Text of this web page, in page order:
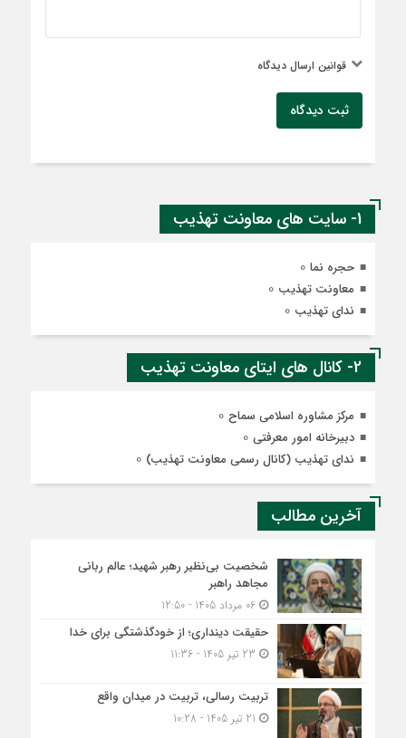
قوانین ارسال دیدگاه
ثبت دیدگاه
1- سایت های معاونت تهذیب
حجره نما
معاونت تهذیب
ندای تهذیب
2- کانال های ایتای معاونت تهذیب
مرکز مشاوره اسلامی سماح
دبیرخانه امور معرفتی
ندای تهذیب (کانال رسمی معاونت تهذیب)
آخرین مطالب
شخصیت بی‌نظیر رهبر شهید؛ عالم ربانی
مجاهد راهبر
06 مرداد 1405 - 12:50
حقیقت دینداری؛ از خودگذشتگی برای خدا
تربیت رسالی، تربیت در میدان واقع